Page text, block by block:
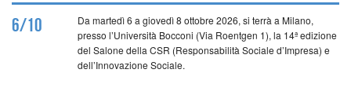
6/10
Da martedì 6 a giovedì 8 ottobre 2026, si terrà a Milano,
presso l’Università Bocconi (Via Roentgen 1), la 14ª edizione
del Salone della CSR (Responsabilità Sociale d’Impresa) e
dell’Innovazione Sociale.